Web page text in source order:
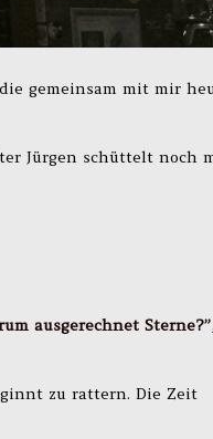
gemeinsam mit mir
Jürgen schüttelt noch
ausgerechnet
zu rattern. Die Zeit